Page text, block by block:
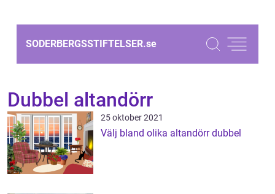
SODERBERGSSTIFTELSER.se
Dubbel altandörr
25 oktober 2021
Välj bland olika altandörr dubbel